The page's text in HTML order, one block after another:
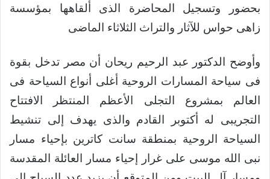
بحضور وتسجيل المحاضرة الذى ألقاهها بمؤسسة
زاهى حواس للآثار والتراث الثلاثاء الماضى
وأوضح الدكتور عبد الرحيم ريحان أن مصر تدخل بقوة
فى سياحة المسارات الروحية أغلى أنواع السياحة فى
العالم بمشروع التجلى الأعظم المنتظر الافتتاح
التجريبى له أكتوبر القادم والذى يهدف إلى تنشيط
السياحة الروحية بمنطقة سانت كاترين بإحياء مسار
نبى الله موسى على غرار إحياء مسار العائلة المقدسة